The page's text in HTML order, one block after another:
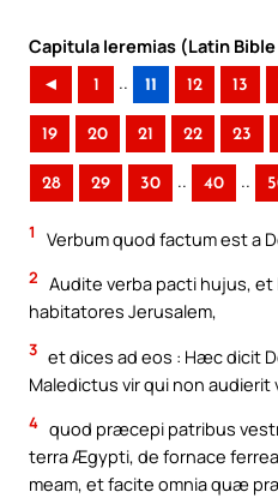
Capitula Ieremias (Latin
◄ 1 .. 11 12 13
19 20 21 22 23
28 29 30 .. 40 ..
1 Verbum quod factum est a
2 Audite verba pacti hujus, et
habitatores Jerusalem,
3 et dices ad eos : Hæc dicit
Maledictus vir qui non audierit
4 quod præcepi patribus
terra Ægypti, de fornace
meam, et facite omnia quæ